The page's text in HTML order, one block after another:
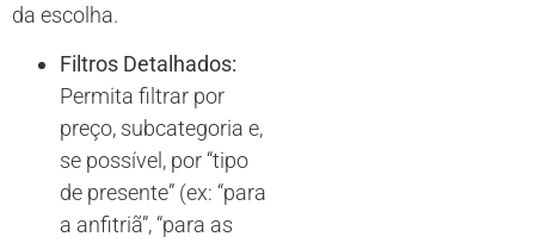
da escolha.
Filtros Detalhados:
Permita filtrar por
preço, subcategoria e,
se possível, por “tipo
de presente” (ex: “para
a anfitriã”, “para as